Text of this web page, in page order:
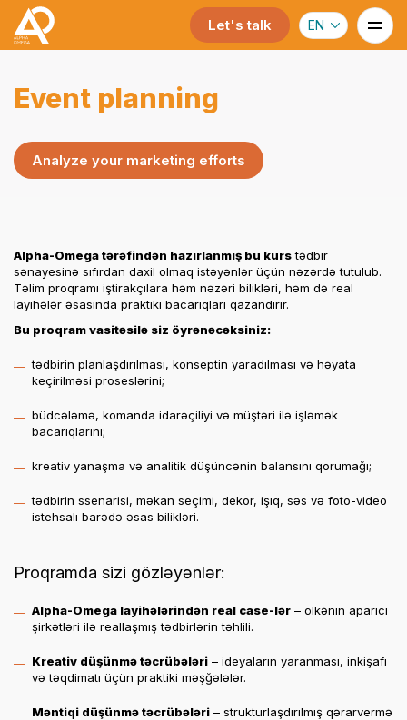
Let's talk EN
Event planning
Analyze your marketing efforts
Alpha-Omega tərəfindən hazırlanmış bu kurstədbir
sənayesinə sıfırdan daxil olmaq istəyənlər üçün nəzərdə tutulub.
Təlim proqramı iştirakçılara həm nəzəri bilikləri, həm də real
layihələr əsasında praktiki bacarıqları qazandırır.
Bu proqram vasitəsilə siz öyrənəcəksiniz:
tədbirin planlaşdırılması, konseptin yaradılması və həyata
keçirilməsi proseslərini;
büdcələmə, komanda idarəçiliyi və müştəri ilə işləmək
bacarıqlarını;
kreativ yanaşma və analitik düşüncənin balansını qorumağı;
tədbirin ssenarisi, məkan seçimi, dekor, işıq, səs və foto-video
istehsalı barədə əsas bilikləri.
Proqramda sizi gözləyənlər:
Alpha-Omega layihələrindən real case-lər – ölkənin aparıcı
şirkətləri ilə reallaşmış tədbirlərin təhlili.
Kreativ düşünmə təcrübələri – ideyaların yaranması, inkişafı
və təqdimatı üçün praktiki məşğələlər.
Məntiqi düşünmə təcrübələri – strukturlaşdırılmış qərarvermə